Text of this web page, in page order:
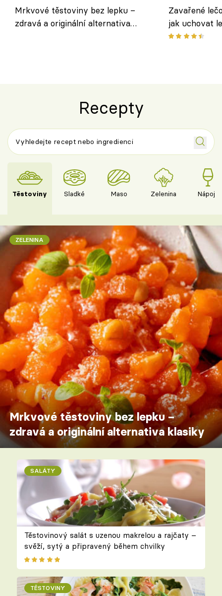
Mrkvové těstoviny bez lepku –
zdravá a originální alternativa
Zavařené
jak uchovat
Recepty
Těstoviny Sladké Maso Zelenina Nápoje
ZELENINA
Mrkvové těstoviny bez lepku –
zdravá a originální alternativa klasiky
SALÁTY
Těstovinový salát s uzenou makrelou a rajčaty –
svěží, sytý a připravený během chvilky
TĚSTOVINY